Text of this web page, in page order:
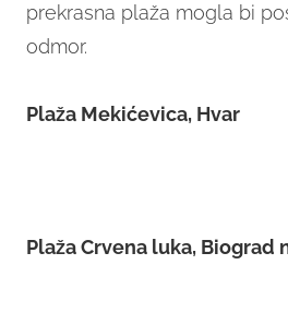
prekrasna plaža mogla bi
odmor.
Plaža Mekićevica, Hvar
Plaža Crvena luka, Biograd